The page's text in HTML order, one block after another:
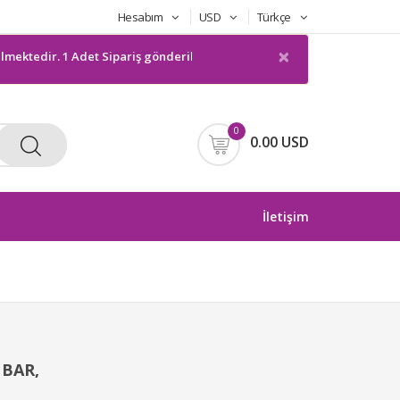
Hesabım USD Türkçe
×
1 Adet Sipariş gönderilmeyecektir. Bilgilerinize sunarım
0
0.00 USD
İletişim